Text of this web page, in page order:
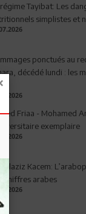
Tayibat: Les
simplistes et
ponctués au
décédé lundi : les
Friaa - Mohamed
exemplaire
Kacem:
chiffres arabes